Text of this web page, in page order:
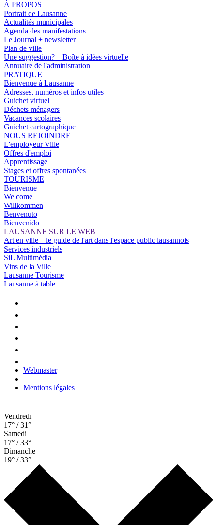
À PROPOS
Portrait de Lausanne
Actualités municipales
Agenda des manifestations
Le Journal + newsletter
Plan de ville
Une suggestion? – Boîte à idées virtuelle
Annuaire de l'administration
PRATIQUE
Bienvenue à Lausanne
Adresses, numéros et infos utiles
Guichet virtuel
Déchets ménagers
Vacances scolaires
Guichet cartographique
NOUS REJOINDRE
L'employeur Ville
Offres d'emploi
Apprentissage
Stages et offres spontanées
TOURISME
Bienvenue
Welcome
Willkommen
Benvenuto
Bienvenido
LAUSANNE SUR LE WEB
Art en ville – le guide de l'art dans l'espace public lausannois
Services industriels
SiL Multimédia
Vins de la Ville
Lausanne Tourisme
Lausanne à table
Webmaster
–
Mentions légales
Vendredi
17° / 31°
Samedi
17° / 33°
Dimanche
19° / 33°